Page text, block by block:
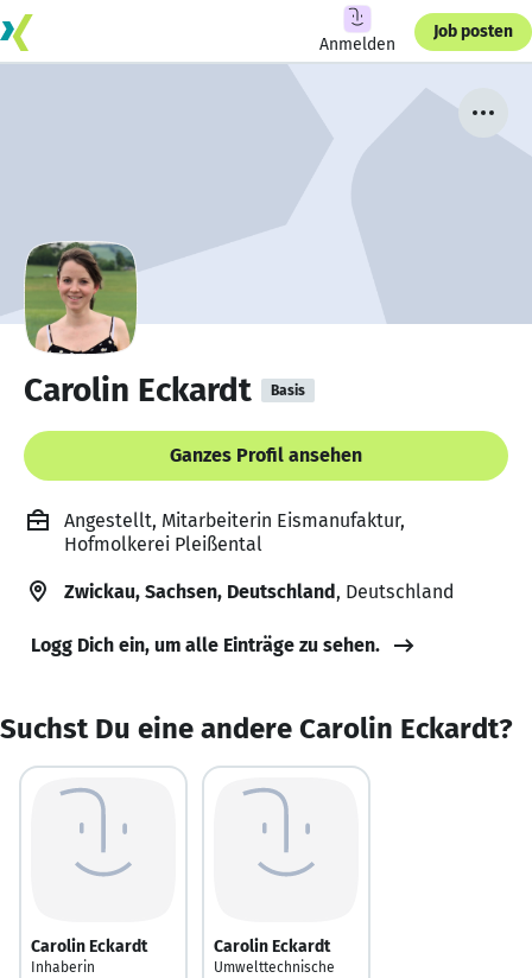
Anmelden
Job posten
Carolin Eckardt Basis
Ganzes Profil ansehen
Angestellt, Mitarbeiterin Eismanufaktur,
Hofmolkerei Pleißental
Zwickau, Sachsen, Deutschland, Deutschland
Logg Dich ein, um alle Einträge zu sehen.
Suchst Du eine andere Carolin Eckardt?
Carolin Eckardt
Inhaberin
Carolin Eckardt
Umwelttechnische